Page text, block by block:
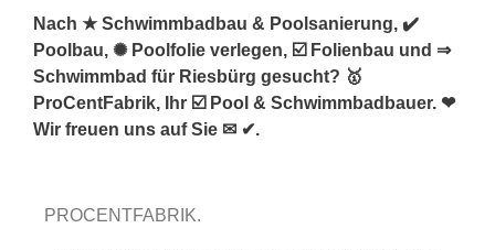
Nach ★ Schwimmbadbau & Poolsanierung, ✔️
Poolbau, ✺ Poolfolie verlegen, ☑️ Folienbau und ⇒
Schwimmbad für Riesbürg gesucht? 🥇
ProCentFabrik, Ihr ☑️ Pool & Schwimmbadbauer. ❤
Wir freuen uns auf Sie ✉ ✔.
PROCENTFABRIK.